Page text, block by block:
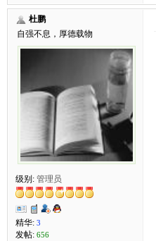
杜鹏
自强不息，厚德载物
级别: 管理员
精华: 3
发帖: 656